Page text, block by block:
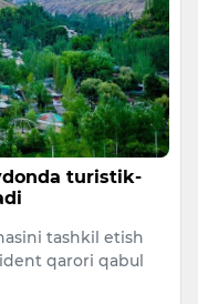
turistik-
tashkil etish
qarori qabul